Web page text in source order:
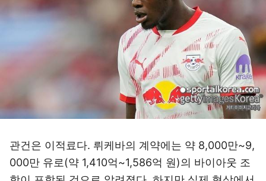
관건은 이적료다. 뤼케바의 계약에는 약 8,000만~9,
000만 유로(약 1,410억~1,586억 원)의 바이아웃 조